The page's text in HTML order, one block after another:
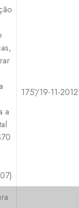
a
175ª/19-11-2012